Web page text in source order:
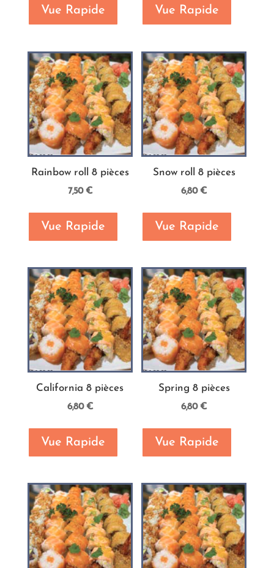
Vue Rapide Vue Rapide
Rainbow roll 8 pièces
7,50€
Vue Rapide
Snow roll 8 pièces
6,80€
Vue Rapide
California 8 pièces
6,80€
Vue Rapide
Spring 8 pièces
6,80€
Vue Rapide